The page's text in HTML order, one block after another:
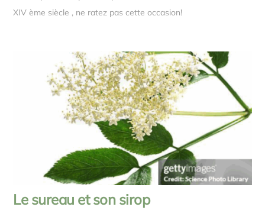
XIV ème siècle , ne ratez pas cette occasion!
Le sureau et son sirop